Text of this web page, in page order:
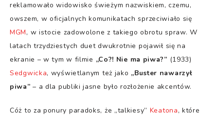
reklamowało widowisko świeżym nazwiskiem, czemu,
owszem, w oficjalnych komunikatach sprzeciwiało się
MGM, w istocie zadowolone z takiego obrotu spraw. W
latach trzydziestych duet dwukrotnie pojawił się na
ekranie – w tym w filmie „Co?! Nie ma piwa?” (1933)
Sedgwicka, wyświetlanym też jako „Buster nawarzył
piwa” – a dla publiki jasne było rozłożenie akcentów.
Cóż to za ponury paradoks, że „talkiesy” Keatona, które